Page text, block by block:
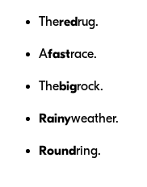
Theredrug.
Afastrace.
Thebigrock.
Rainyweather.
Roundring.